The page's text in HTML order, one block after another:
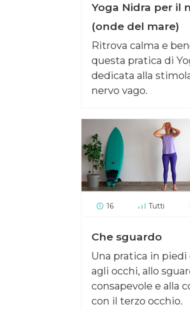
Yoga Nidra per il
(onde del mare)
Ritrova calma e
questa pratica di
dedicata alla
nervo vago.
16 Tutti
Che sguardo
Una pratica in piedi
agli occhi, allo
consapevole e alla
con il terzo occhio.